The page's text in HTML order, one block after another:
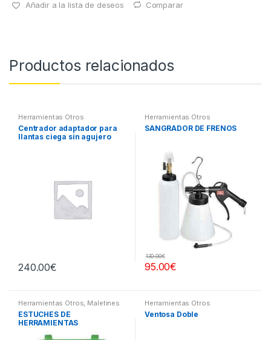
Añadir a la lista de deseos Comparar
Productos relacionados
Herramientas Otros
Centrador adaptador para
llantas ciega sin agujero
240.00€
Herramientas Otros
SANGRADOR DE FRENOS
95.00€
130.00€
Herramientas Otros, Maletines
Herramientas, Extractores,
Compresímetros, otros
ESTUCHES DE
HERRAMIENTAS
Herramientas Otros
Ventosa Doble